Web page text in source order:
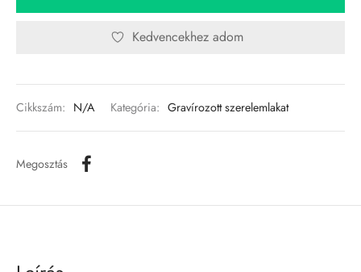
Kedvencekhez adom
Cikkszám: N/A Kategória: Gravírozott szerelemlakat
Megosztás